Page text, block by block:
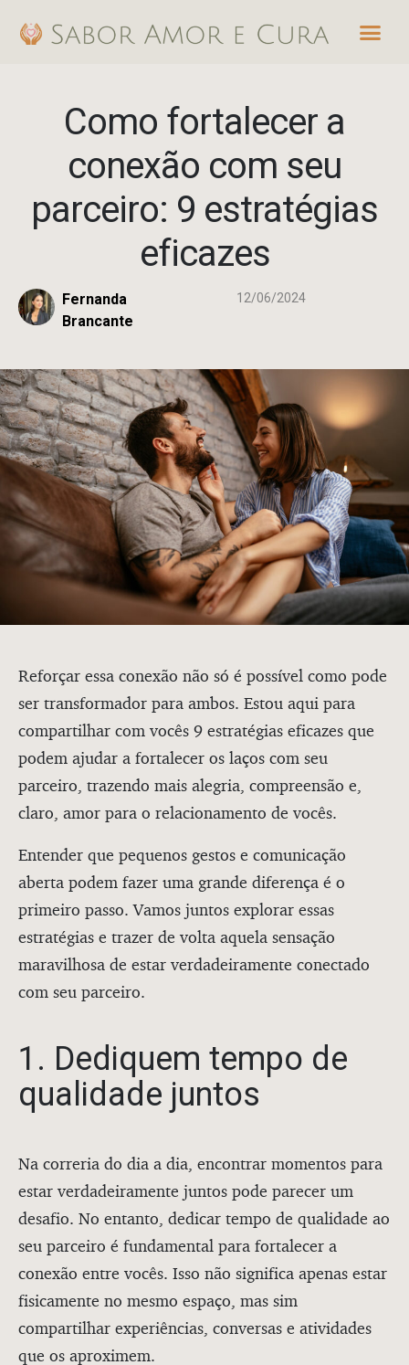
para
Como fortalecer a
conexão com seu
parceiro: 9 estratégias
eficazes
Fernanda
Brancante
12/06/2024
Reforçar essa conexão não só é possível como pode
ser transformador para ambos. Estou aqui para
compartilhar com vocês 9 estratégias eficazes que
podem ajudar a fortalecer os laços com seu
parceiro, trazendo mais alegria, compreensão e,
claro, amor para o relacionamento de vocês.
Entender que pequenos gestos e comunicação
aberta podem fazer uma grande diferença é o
primeiro passo. Vamos juntos explorar essas
estratégias e trazer de volta aquela sensação
maravilhosa de estar verdadeiramente conectado
com seu parceiro.
1. Dediquem tempo de
qualidade juntos
Na correria do dia a dia, encontrar momentos para
estar verdadeiramente juntos pode parecer um
desafio. No entanto, dedicar tempo de qualidade ao
seu parceiro é fundamental para fortalecer a
conexão entre vocês. Isso não significa apenas estar
fisicamente no mesmo espaço, mas sim
compartilhar experiências, conversas e atividades
que os aproximem.